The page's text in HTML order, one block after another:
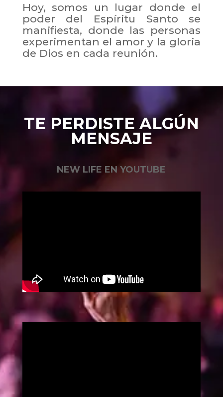
Hoy, somos un lugar donde el
poder del Espíritu Santo se
manifiesta, donde las personas
experimentan el amor y la gloria
de Dios en cada reunión.
TE PERDISTE ALGÚN
MENSAJE
NEW LIFE EN YOUTUBE